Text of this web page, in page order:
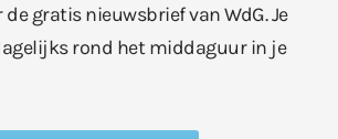
gratis nieuwsbrief van WdG. Je
rond het middaguur in je